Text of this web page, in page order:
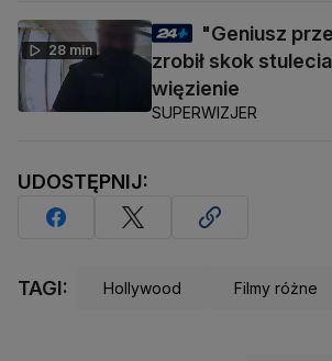
28 min
"Geniusz
zrobił skok
więzienie
SUPERWIZJER
UDOSTĘPNIJ:
TAGI: Hollywood Filmy różne